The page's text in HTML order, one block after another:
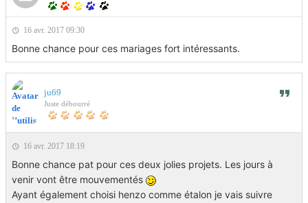
16 avr. 2017 09:30
Bonne chance pour ces mariages fort intéressants.
ju69
Juste débourré
16 avr. 2017 18:19
Bonne chance pat pour ces deux jolies projets. Les jours à
venir vont être mouvementés
Ayant également choisi henzo comme étalon je vais suivre